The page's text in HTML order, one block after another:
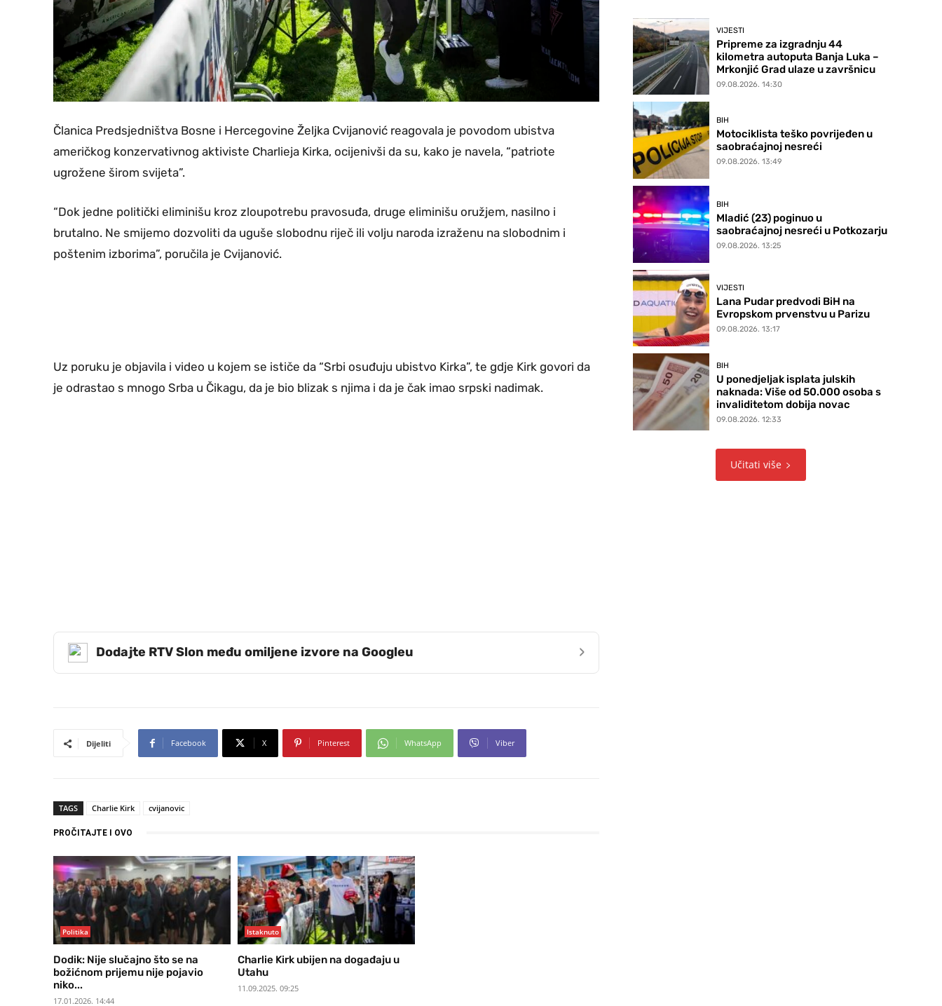
Članica Predsjedništva Bosne i Hercegovine Željka Cvijanović reagovala je povodom ubistva
američkog konzervativnog aktiviste Charlieja Kirka, ocijenivši da su, kako je navela, “patriote
ugrožene širom svijeta”.
“Dok jedne politički eliminišu kroz zloupotrebu pravosuđa, druge eliminišu oružjem, nasilno i
brutalno. Ne smijemo dozvoliti da uguše slobodnu riječ ili volju naroda izraženu na slobodnim i
poštenim izborima”, poručila je Cvijanović.
Uz poruku je objavila i video u kojem se ističe da “Srbi osuđuju ubistvo Kirka”, te gdje Kirk govori da
je odrastao s mnogo Srba u Čikagu, da je bio blizak s njima i da je čak imao srpski nadimak.
Dodajte RTV Slon među omiljene izvore na Googleu ›
Dijeliti Facebook X Pinterest WhatsApp Viber
TAGS Charlie Kirk cvijanovic
PROČITAJTE I OVO
Politika
Dodik: Nije slučajno što se na
božićnom prijemu nije pojavio
niko...
17.01.2026. 14:44
Istaknuto
Charlie Kirk ubijen na događaju u
Utahu
11.09.2025. 09:25
VIJESTI
Pripreme za izgradnju 44
kilometra autoputa Banja Luka –
Mrkonjić Grad ulaze u završnicu
09.08.2026. 14:30
BIH
Motociklista teško povrijeđen u
saobraćajnoj nesreći
09.08.2026. 13:49
BIH
Mladić (23) poginuo u
saobraćajnoj nesreći u Potkozarju
09.08.2026. 13:25
VIJESTI
Lana Pudar predvodi BiH na
Evropskom prvenstvu u Parizu
09.08.2026. 13:17
BIH
U ponedjeljak isplata julskih
naknada: Više od 50.000 osoba s
invaliditetom dobija novac
09.08.2026. 12:33
Učitati više